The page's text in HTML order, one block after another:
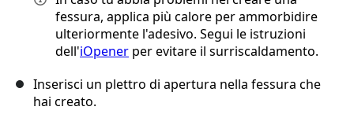
fessura, applica più calore per ammorbidire
ulteriormente l'adesivo. Segui le istruzioni
dell'iOpener per evitare il surriscaldamento.
Inserisci un plettro di apertura nella fessura che
hai creato.